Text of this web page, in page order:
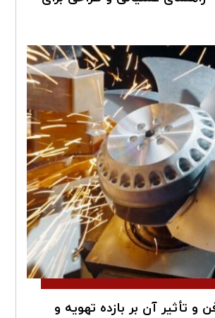
و تأثیر آن بر بازده تهویه و